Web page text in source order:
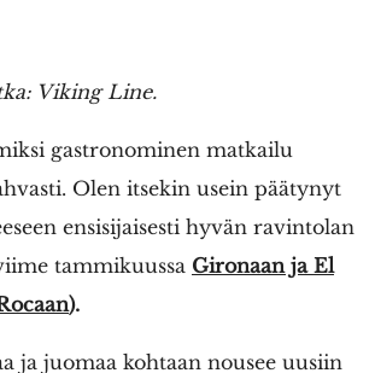
Viking Line.
gastronominen matkailu
Olen itsekin usein päätynyt
ensisijaisesti hyvän ravintolan
tammikuussa Gironaan ja El
).
ja juomaa kohtaan nousee uusiin